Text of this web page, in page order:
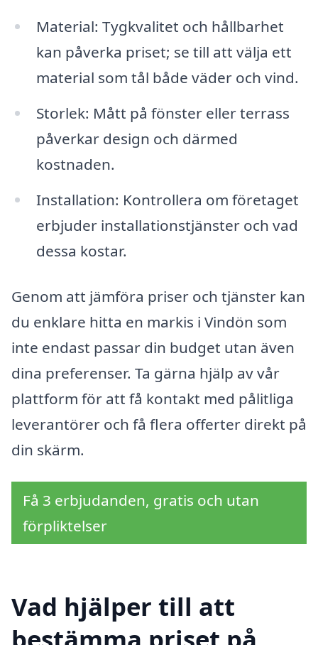
Material: Tygkvalitet och hållbarhet
kan påverka priset; se till att välja ett
material som tål både väder och vind.
Storlek: Mått på fönster eller terrass
påverkar design och därmed
kostnaden.
Installation: Kontrollera om företaget
erbjuder installationstjänster och vad
dessa kostar.
Genom att jämföra priser och tjänster kan
du enklare hitta en markis i Vindön som
inte endast passar din budget utan även
dina preferenser. Ta gärna hjälp av vår
plattform för att få kontakt med pålitliga
leverantörer och få flera offerter direkt på
din skärm.
Få 3 erbjudanden, gratis och utan
förpliktelser
Vad hjälper till att